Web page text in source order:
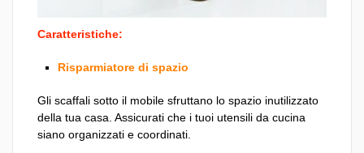
Caratteristiche:
Risparmiatore di spazio
Gli scaffali sotto il mobile sfruttano lo spazio inutilizzato
della tua casa. Assicurati che i tuoi utensili da cucina
siano organizzati e coordinati.